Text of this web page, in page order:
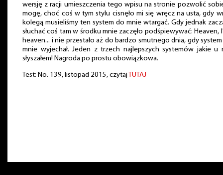
wersję z racji umieszczenia tego wpisu na stronie pozwolić
mogę, choć coś w tym stylu cisnęło mi się wręcz na usta, gdy
kolegą musieliśmy ten system do mnie wtargać. Gdy jednak
słuchać coś tam w środku mnie zaczęło podśpiewywać: Heaven,
heaven... i nie przestało aż do bardzo smutnego dnia, gdy
mnie wyjechał. Jeden z trzech najlepszych systemów jakie u
słyszałem! Nagroda po prostu obowiązkowa.
Test: No. 139, listopad 2015, czytaj TUTAJ